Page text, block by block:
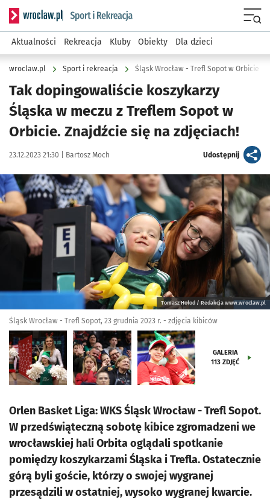
Serwis informacyjny wroclaw.pl podserwis: Sport i rekreacja
Aktualności Rekreacja Kluby Obiekty Dla dzieci
wroclaw.pl Sport i rekreacja Śląsk Wrocław - Trefl Sopot w Orbicie
Tak dopingowaliście koszykarzy
Śląska w meczu z Treflem Sopot w
Orbicie. Znajdźcie się na zdjęciach!
Data publikacji:
23.12.2023 21:30 | Autor:
Bartosz Moch Udostępnijartykuł
Kliknij, aby zobaczyć galerię
Tomasz Hołod / Redakcja www.wroclaw.pl
Śląsk Wrocław - Trefl Sopot, 23 grudnia 2023 r. - zdjęcia kibiców
GALERIA
113 ZDJĘĆ
Orlen Basket Liga: WKS Śląsk Wrocław - Trefl Sopot.
W przedświąteczną sobotę kibice zgromadzeni we
wrocławskiej hali Orbita oglądali spotkanie
pomiędzy koszykarzami Śląska i Trefla. Ostatecznie
górą byli goście, którzy o swojej wygranej
przesądzili w ostatniej, wysoko wygranej kwarcie.